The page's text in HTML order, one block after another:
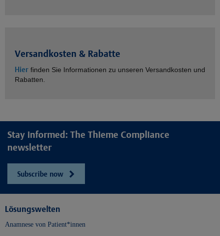
Versandkosten & Rabatte
Hier finden Sie Informationen zu unseren Versandkosten und
Rabatten.
Stay informed: The Thieme Compliance
newsletter
Subscribe now
Lösungswelten
Anamnese von Patient*innen